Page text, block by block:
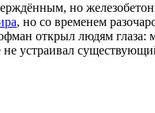
но
, но со временем
открыл людям
устраивал